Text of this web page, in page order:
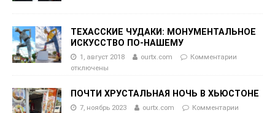
ТЕХАССКИЕ ЧУДАКИ: МОНУМЕНТАЛЬНОЕ
ИСКУССТВО ПО-НАШЕМУ
1, август 2018 ourtx.com
Комментарии
отключены
ПОЧТИ ХРУСТАЛЬНАЯ НОЧЬ В ХЬЮСТОНЕ
7, ноябрь 2023 ourtx.com
Комментарии